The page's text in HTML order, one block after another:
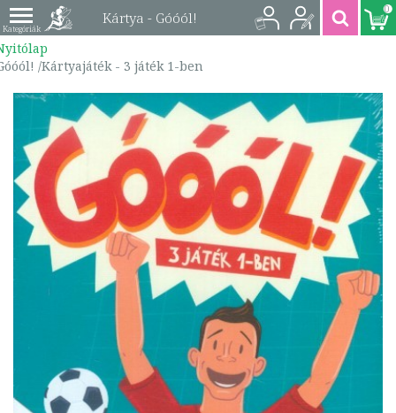
Kártya - Góóól!
1-ben |
*5999886105242
0
/Kártyajáték - 3 játék 1-ben